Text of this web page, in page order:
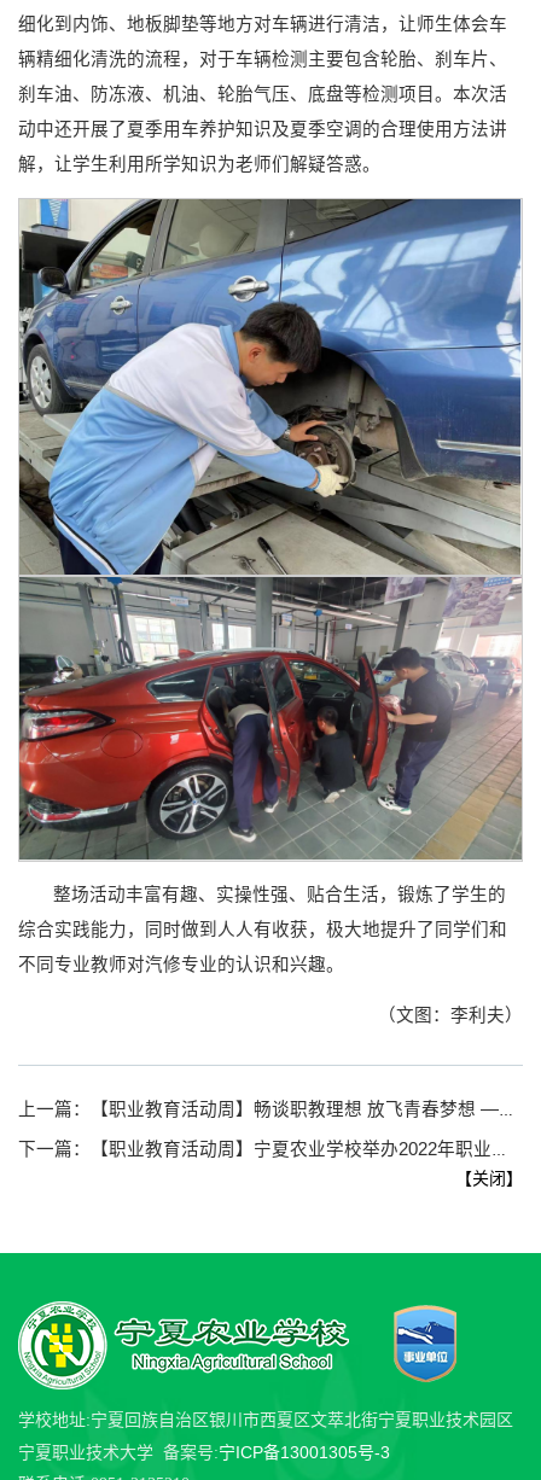
细化到内饰、地板脚垫等地方对车辆进行清洁，让师生体会车
辆精细化清洗的流程，对于车辆检测主要包含轮胎、刹车片、
刹车油、防冻液、机油、轮胎气压、底盘等检测项目。本次活
动中还开展了夏季用车养护知识及夏季空调的合理使用方法讲
解，让学生利用所学知识为老师们解疑答惑。
整场活动丰富有趣、实操性强、贴合生活，锻炼了学生的
综合实践能力，同时做到人人有收获，极大地提升了同学们和
不同专业教师对汽修专业的认识和兴趣。
（文图：李利夫）
上一篇： 【职业教育活动周】畅谈职教理想 放飞青春梦想 —— 我校组织召开中青年教师座谈会
下一篇：
【职业教育活动周】宁夏农业学校举办2022年职业教育活动周启动仪式
【关闭】
学校地址:宁夏回族自治区银川市西夏区文萃北街宁夏职业技术园区
宁夏职业技术大学 备案号:宁ICP备13001305号-3